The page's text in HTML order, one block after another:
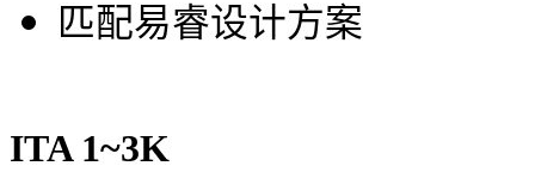
匹配易睿设计方案
ITA 1~3K